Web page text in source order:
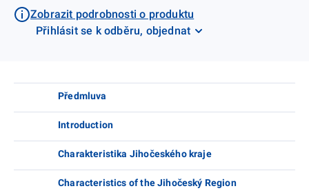
Zobrazit podrobnosti o produktu
Přihlásit se k odběru, objednat
Předmluva
Introduction
Charakteristika Jihočeského kraje
Characteristics of the Jihočeský Region